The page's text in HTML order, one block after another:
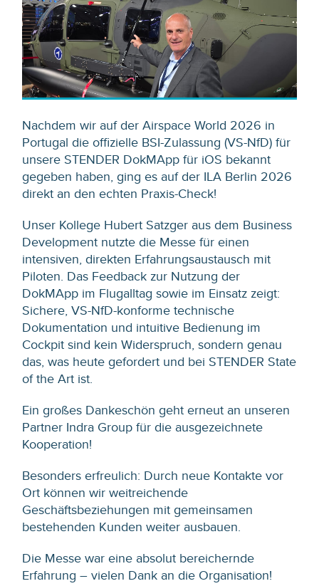
Nachdem wir auf der Airspace World 2026 in
Portugal die offizielle BSI-Zulassung (VS-NfD) für
unsere STENDER DokMApp für iOS bekannt
gegeben haben, ging es auf der ILA Berlin 2026
direkt an den echten Praxis-Check!
Unser Kollege Hubert Satzger aus dem Business
Development nutzte die Messe für einen
intensiven, direkten Erfahrungsaustausch mit
Piloten. Das Feedback zur Nutzung der
DokMApp im Flugalltag sowie im Einsatz zeigt:
Sichere, VS-NfD-konforme technische
Dokumentation und intuitive Bedienung im
Cockpit sind kein Widerspruch, sondern genau
das, was heute gefordert und bei STENDER State
of the Art ist.
Ein großes Dankeschön geht erneut an unseren
Partner Indra Group für die ausgezeichnete
Kooperation!
Besonders erfreulich: Durch neue Kontakte vor
Ort können wir weitreichende
Geschäftsbeziehungen mit gemeinsamen
bestehenden Kunden weiter ausbauen.
Die Messe war eine absolut bereichernde
Erfahrung – vielen Dank an die Organisation!